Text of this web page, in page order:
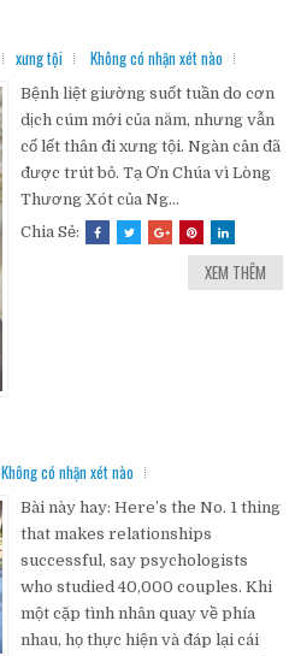
xưng tội Không có nhận xét nào
Bệnh liệt giường suốt tuần do cơn
dịch cúm mới của năm, nhưng vẫn
cố lết thân đi xưng tội. Ngàn cân đã
được trút bỏ. Tạ Ơn Chúa vì Lòng
Thương Xót của Ng...
Chia Sẻ:
XEM THÊM
Không có nhận xét nào
Bài này hay: Here’s the No. 1 thing
that makes relationships
successful, say psychologists
who studied 40,000 couples. Khi
một cặp tình nhân quay về phía
nhau, họ thực hiện và đáp lại cái